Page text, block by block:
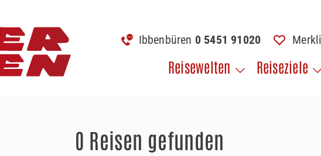
Reisewelten Reiseziele
Ibbenbüren 0 5451 91020
0 Reisen gefunden